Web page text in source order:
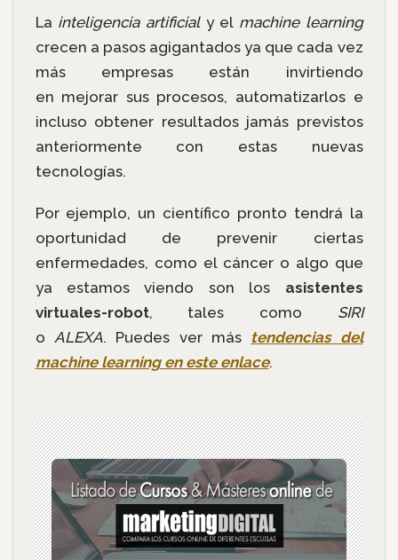
La inteligencia artificialy el machine learning
crecen a pasos agigantados ya que cada vez
más empresas están invirtiendo
en mejorar sus procesos, automatizarlos e
incluso obtener resultados jamás previstos
anteriormente con estas nuevas
tecnologías.
Por ejemplo, un científico pronto tendrá la
oportunidad de prevenir ciertas
enfermedades, como el cáncer o algo que
ya estamos viendo son los asistentes
virtuales-robot, tales como SIRI
o ALEXA. Puedes ver más tendencias del
machine learning en este enlace.